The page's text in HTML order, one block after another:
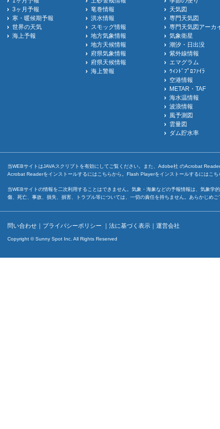
3ヶ月予報
寒・暖候期予報
世界の天気
海上予報
竜巻情報
洪水情報
スモッグ情報
地方気象情報
地方天候情報
府県気象情報
府県天候情報
海上警報
天気図
専門天気図
専門天気図アーカ
気象衛星
潮汐・日出没
紫外線情報
エマグラム
ｳｨﾝﾄﾞﾌﾟﾛﾌｧｲﾗ
空港情報
METAR・TAF
海水温情報
波浪情報
風予測図
雲量図
ダム貯水率
当WEBサイトはJAVAスクリプトを有効にしてご覧ください。また、Adobe社 のAcrobat
Acrobat Readerをインストールするには こちらから。Flash Playerをインストールするには こち
当WEBサイトの情報を二次利用することはできません。気象・海象などの予報情報は、気象
傷、死亡、事故、損失、損害、トラブル等については、一切の責任を持ちません。あらかじめ
問い合わせ ｜ プライバシーポリシー ｜ 法に基づく表示 ｜ 運営会社
Copyright © Sunny Spot Inc. All Rights Reserved